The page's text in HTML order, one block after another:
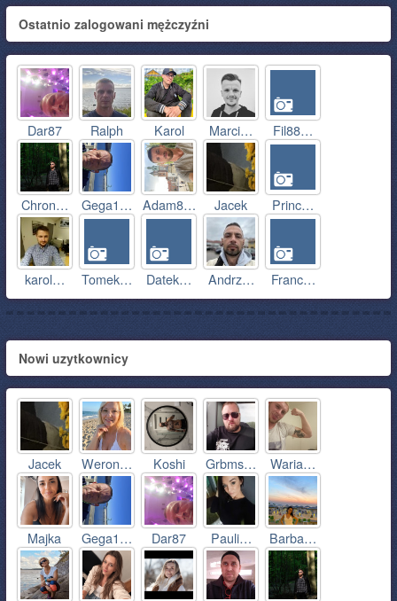
Ostatnio zalogowani mężczyźni
Dar87 Ralph Karol Marci… Fil88…
Chron… Gega1… Adam8… Jacek Princ…
karol… Tomek… Datek… Andrz… Franc…
Nowi uzytkownicy
Jacek Weron… Koshi Grbms… Waria…
Majka Gega1… Dar87 Pauli… Barba…